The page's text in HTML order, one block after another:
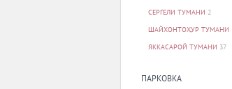
СЕРГЕЛИ ТУМАНИ 2
ШАЙХОНТОҲУР ТУМАНИ
ЯККАСАРОЙ ТУМАНИ 37
ПАРКОВКА